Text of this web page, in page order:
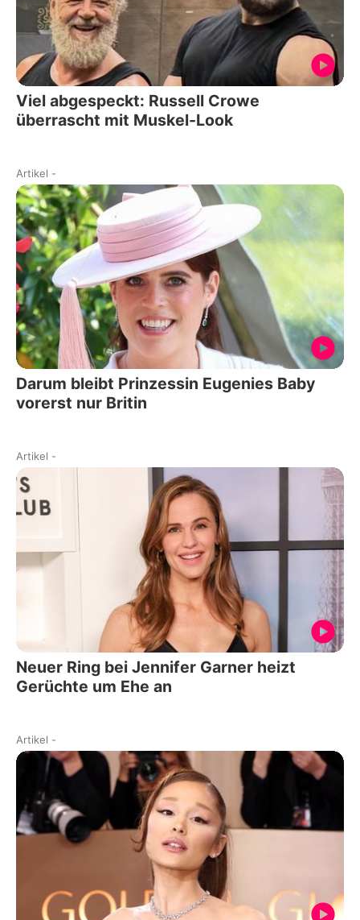
Viel abgespeckt: Russell Crowe
überrascht mit Muskel-Look
Artikel -
Darum bleibt Prinzessin Eugenies Baby
vorerst nur Britin
Artikel -
Neuer Ring bei Jennifer Garner heizt
Gerüchte um Ehe an
Artikel -